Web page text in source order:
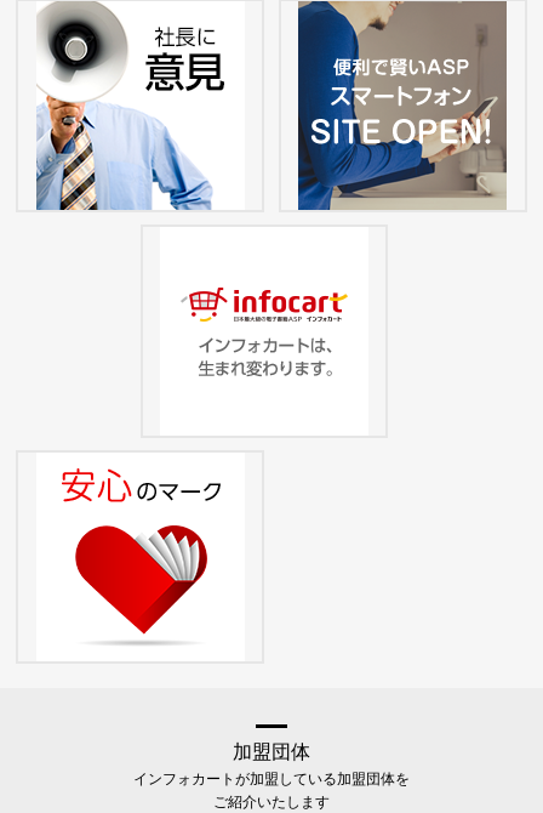
加盟団体
インフォカートが加盟している加盟団体を
ご紹介いたします